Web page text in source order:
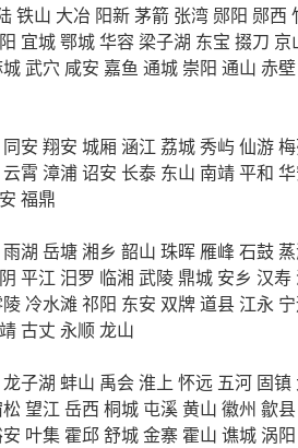
铁山 大冶 阳新茅箭 张湾 郧阳 郧西
宜城鄂城华容 梁子湖 东宝 掇刀 京
武穴 咸安 嘉鱼 通城 崇阳 通山 赤壁
同安 翔安 城厢 涵江 荔城秀屿仙游
云霄 漳浦诏安 长泰 东山 南靖平和
福鼎
雨湖 岳塘湘乡 韶山 珠晖 雁峰 石鼓
平江 汨罗 临湘 武陵鼎城 安乡 汉寿
冷水滩 祁阳 东安 双牌道县 江永
古丈 永顺龙山
龙子湖 蚌山 禹会淮上 怀远 五河 固镇
望江 岳西 桐城 屯溪黄山 徽州 歙县
叶集 霍邱舒城金寨 霍山 谯城 涡阳